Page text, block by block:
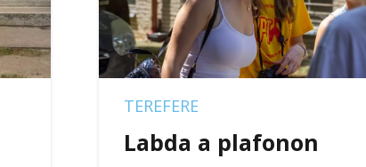
TEREFERE
Labda a plafonon